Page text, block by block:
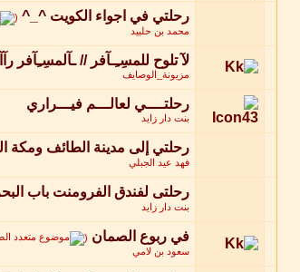
رحلتي في اجواء الكويت ^_^ (
محمد بن حلبيد
لآ تلوح للمسِـِـآفر // ـآلمسِـِآفر
مزيونة_الوصايف
رحلتــــي لعالـــم فيـــراري
بنت دار زايد
رحلتي إلى مدينة الطائف ومكة
فهد عيد الجبلي
رحلتى لفندق الفرومنت باب
بنت دار زايد
في ربوع الصمان (
سعود بن لامي